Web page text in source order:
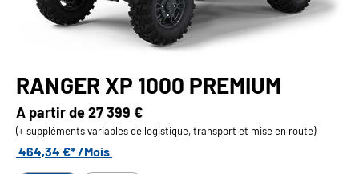
RANGER XP 1000 PREMIUM
A partir de27 399 €
(+ suppléments variables de logistique, transport et mise en route)
464,34 €* /Mois